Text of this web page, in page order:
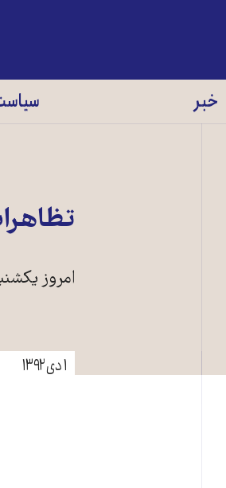
خبر
تظاهرات ۱۵۰ هزار نفری
امروز
۱ دی ۱۳۹۲